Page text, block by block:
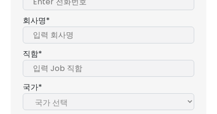
회사명*
직함*
국가*